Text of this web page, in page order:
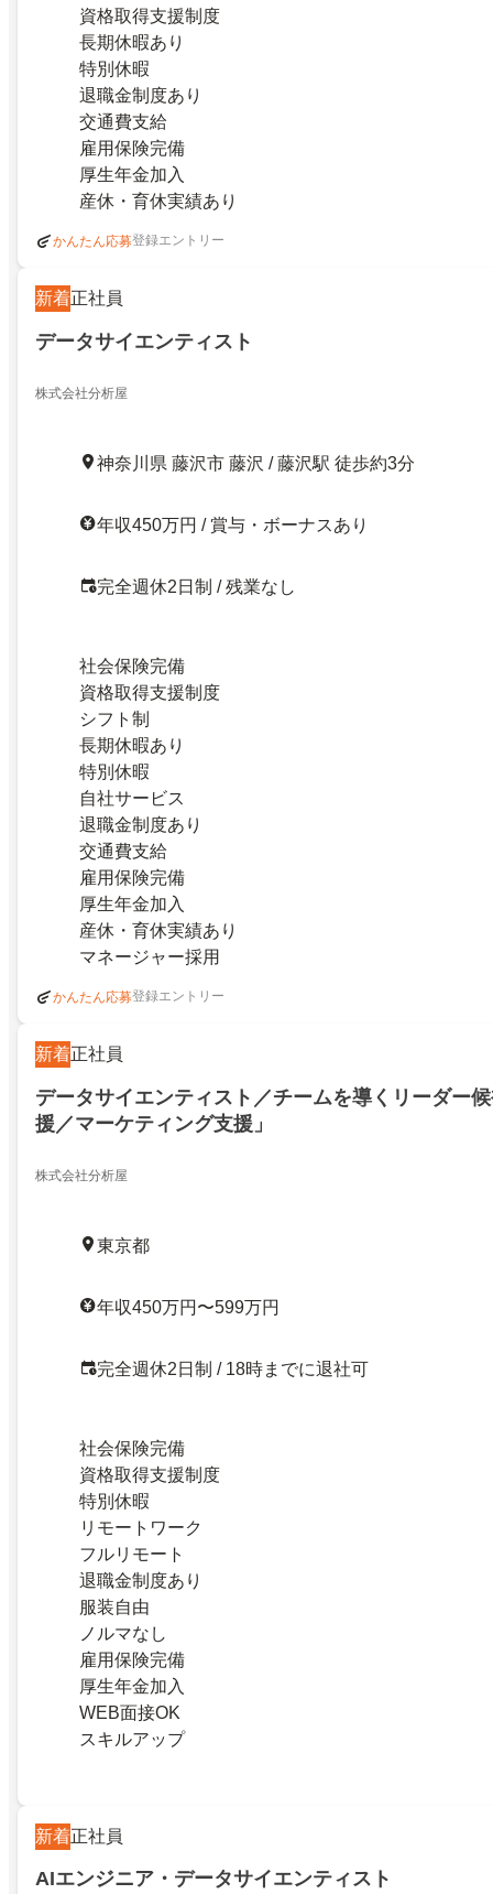
資格取得支援制度
長期休暇あり
特別休暇
退職金制度あり
交通費支給
雇用保険完備
厚生年金加入
産休・育休実績あり
かんたん応募登録エントリー
新着正社員
データサイエンティスト
株式会社分析屋
神奈川県 藤沢市 藤沢 / 藤沢駅 徒歩約3分
年収450万円 / 賞与・ボーナスあり
完全週休2日制 / 残業なし
社会保険完備
資格取得支援制度
シフト制
長期休暇あり
特別休暇
自社サービス
退職金制度あり
交通費支給
雇用保険完備
厚生年金加入
産休・育休実績あり
マネージャー採用
かんたん応募登録エントリー
新着正社員
データサイエンティスト／チームを導くリーダー
援／マーケティング支援」
株式会社分析屋
東京都
年収450万円〜599万円
完全週休2日制 / 18時までに退社可
社会保険完備
資格取得支援制度
特別休暇
リモートワーク
フルリモート
退職金制度あり
服装自由
ノルマなし
雇用保険完備
厚生年金加入
WEB面接OK
スキルアップ
新着正社員
AIエンジニア・データサイエンティスト